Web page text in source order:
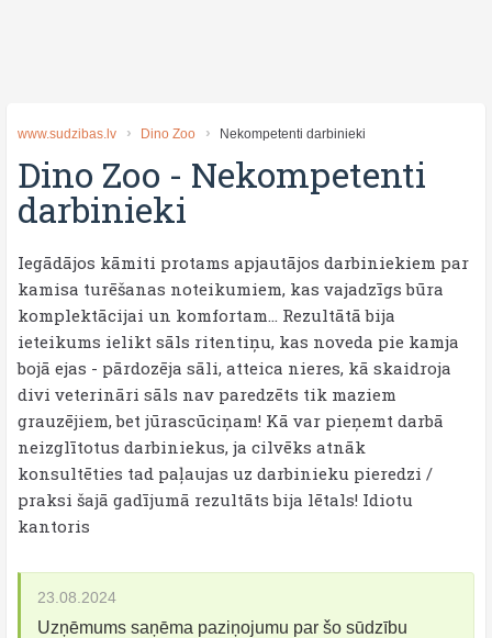
www.sudzibas.lv Dino Zoo Nekompetenti darbinieki
Dino Zoo - Nekompetenti
darbinieki
Iegādājos kāmiti protams apjautājos darbiniekiem par
kamisa turēšanas noteikumiem, kas vajadzīgs būra
komplektācijai un komfortam... Rezultātā bija
ieteikums ielikt sāls ritentiņu, kas noveda pie kamja
bojā ejas - pārdozēja sāli, atteica nieres, kā skaidroja
divi veterināri sāls nav paredzēts tik maziem
grauzējiem, bet jūrascūciņam! Kā var pieņemt darbā
neizglītotus darbiniekus, ja cilvēks atnāk
konsultēties tad paļaujas uz darbinieku pieredzi /
praksi šajā gadījumā rezultāts bija lētals! Idiotu
kantoris
23.08.2024
Uzņēmums saņēma paziņojumu par šo sūdzību